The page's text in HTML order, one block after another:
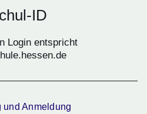
ID
Login entspricht
und Anmeldung
Fenster